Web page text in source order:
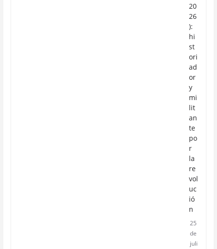
20
26
):
hi
st
ori
ad
or
y
mi
lit
an
te
po
r
la
re
vol
uc
ió
n
25
de
juli